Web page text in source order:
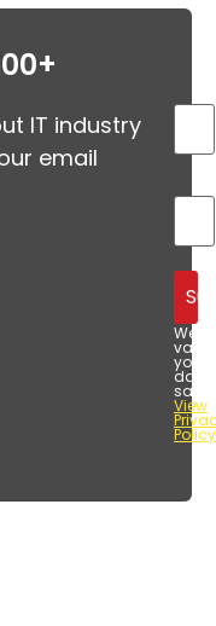
IT industry
email
We
value
your
data
View
Policy